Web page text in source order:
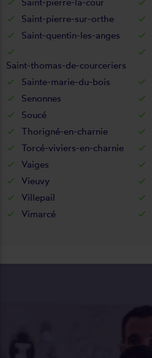
Saint-pierre-sur-orthe
Saint-quentin-les-anges
Saint-thomas-de-courceriers
Sainte-marie-du-bois
Senonnes
Soucé
Thorigné-en-charnie
Torcé-viviers-en-charnie
Vaiges
Vieuvy
Villepail
Vimarcé